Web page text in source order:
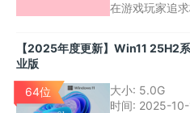
在游戏玩家追
能、参数、对
【2025年度更新】Win11 25H2
业版
64位 大小: 5.0G
时间: 2025-